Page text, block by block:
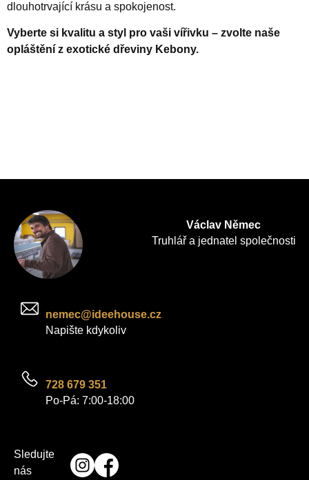
dlouhotrvající krásu a spokojenost.
Vyberte si kvalitu a styl pro vaši vířivku – zvolte naše
opláštění z exotické dřeviny Kebony.
Václav Němec
Truhlář a jednatel společnosti
nemec@ideehouse.cz
Napište kdykoliv
728 679 351
Po-Pá: 7:00-18:00
Sledujte
nás